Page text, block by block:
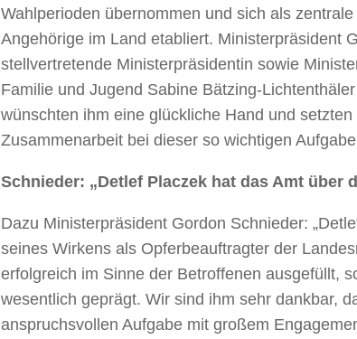
Wahlperioden übernommen und sich als
Angehörige im Land etabliert. Ministerpräsident
stellvertretende Ministerpräsidentin sowie
Familie und Jugend Sabine Bätzing-
wünschten ihm eine glückliche Hand und
Zusammenarbeit bei dieser so wichtigen
Schnieder: „Detlef Placzek hat das Amt über
Dazu Ministerpräsident Gordon Schnieder:
seines Wirkens als Opferbeauftragter der
erfolgreich im Sinne der Betroffenen ausgefüllt,
wesentlich geprägt. Wir sind ihm sehr dankbar,
anspruchsvollen Aufgabe mit großem